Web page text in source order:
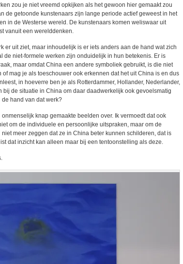
zou je niet vreemd opkijken als het gewoon hier gemaakt zou
de getoonde kunstenaars zijn lange periode actief geweest in het
in de Westerse wereld. De kunstenaars komen weliswaar uit
vanuit een werelddenken.
er uit ziet, maar inhoudelijk is er iets anders aan de hand wat zich
de niet-formele werken zijn onduidelijk in hun betekenis. Er is
maar omdat China een andere symboliek gebruikt, is die niet
mag je als toeschouwer ook erkennen dat het uit China is en dus
in hoeverre ben je als Rotterdammer, Hollander, Nederlander,
bij de situatie in China om daar daadwerkelijk ook gevoelsmatig
hand van dat werk?
knap gemaakte beelden over. Ik vermoedt dat ook
om de individuele en persoonlijke uitspraken, maar om de
meer zeggen dat ze in China beter kunnen schilderen, dat is
dat inzicht kan alleen maar bij een tentoonstelling als deze.